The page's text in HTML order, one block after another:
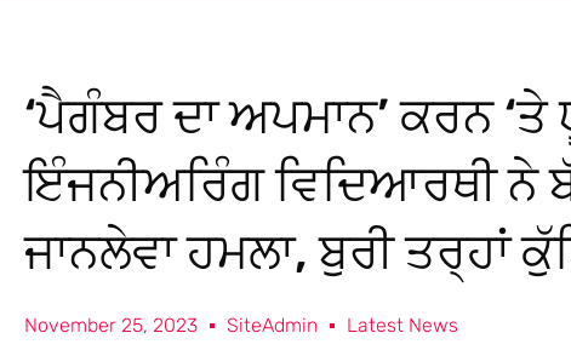
‘ਪੈਗੰਬਰ ਦਾ ਅਪਮਾਨ’ ਕਰਨ ‘ਤੇ
ਇੰਜਨੀਅਰਿੰਗ ਵਿਦਿਆਰਥੀ ਨੇ
ਜਾਨਲੇਵਾ ਹਮਲਾ, ਬੁਰੀ ਤਰ੍ਹਾਂ
November 25, 2023 SiteAdmin Latest News